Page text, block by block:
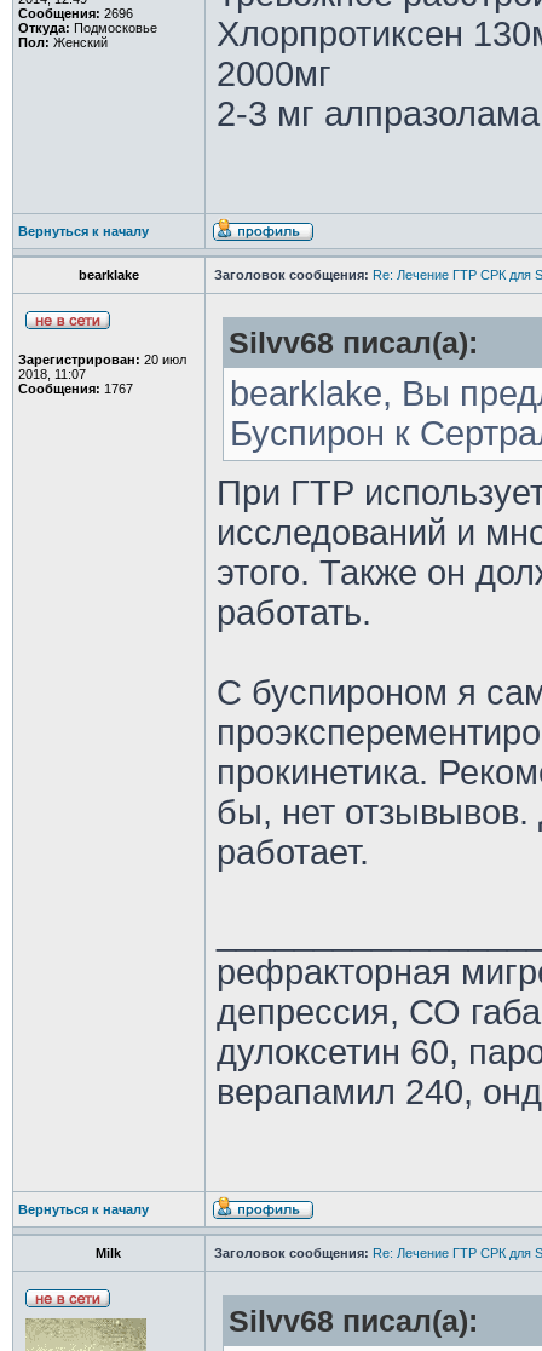
Сообщения: 2696
Откуда: Подмосковье
Пол: Женский
Хлорпротиксен
2000мг
2-3 мг
Вернуться к началу
bearklake Заголовок сообщения: Re: Лечение ГТР СРК для
Зарегистрирован: 20 июл
2018, 11:07
Сообщения: 1767
Silvv68 писал(а):
bearklake, Вы
Буспирон к
При ГТР
исследований и
этого. Также он
работать.
С буспироном я
прокинетика.
бы, нет отзывывов.
работает.
рефракторная
депрессия, СО
дулоксетин 60,
верапамил 240,
Вернуться к началу
Milk Заголовок сообщения: Re: Лечение ГТР СРК для
Silvv68 писал(а):